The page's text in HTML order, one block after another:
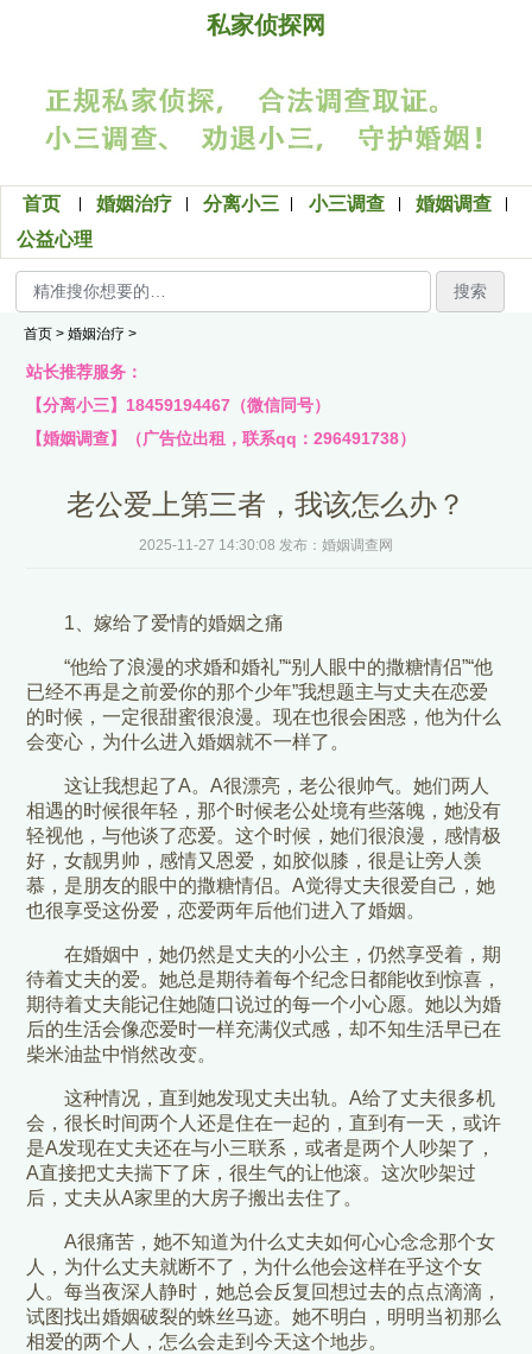
私家侦探网
首页 婚姻治疗 分离小三 小三调查
婚姻调查
公益心理
搜索
首页 > 婚姻治疗 >
站长推荐服务：
【分离小三】18459194467（微信同号）
【婚姻调查】（广告位出租，联系qq：296491738）
老公爱上第三者，我该怎么办？
2025-11-27 14:30:08 发布：婚姻调查网
1、嫁给了爱情的婚姻之痛
“他给了浪漫的求婚和婚礼”“别人眼中的撒糖情侣”“他
已经不再是之前爱你的那个少年”我想题主与丈夫在恋爱
的时候，一定很甜蜜很浪漫。现在也很会困惑，他为什么
会变心，为什么进入婚姻就不一样了。
这让我想起了A。A很漂亮，老公很帅气。她们两人
相遇的时候很年轻，那个时候老公处境有些落魄，她没有
轻视他，与他谈了恋爱。这个时候，她们很浪漫，感情极
好，女靓男帅，感情又恩爱，如胶似膝，很是让旁人羡
慕，是朋友的眼中的撒糖情侣。A觉得丈夫很爱自己，她
也很享受这份爱，恋爱两年后他们进入了婚姻。
在婚姻中，她仍然是丈夫的小公主，仍然享受着，期
待着丈夫的爱。她总是期待着每个纪念日都能收到惊喜，
期待着丈夫能记住她随口说过的每一个小心愿。她以为婚
后的生活会像恋爱时一样充满仪式感，却不知生活早已在
柴米油盐中悄然改变。
这种情况，直到她发现丈夫出轨。A给了丈夫很多机
会，很长时间两个人还是住在一起的，直到有一天，或许
是A发现在丈夫还在与小三联系，或者是两个人吵架了，
A直接把丈夫揣下了床，很生气的让他滚。这次吵架过
后，丈夫从A家里的大房子搬出去住了。
A很痛苦，她不知道为什么丈夫如何心心念念那个女
人，为什么丈夫就断不了，为什么他会这样在乎这个女
人。每当夜深人静时，她总会反复回想过去的点点滴滴，
试图找出婚姻破裂的蛛丝马迹。她不明白，明明当初那么
相爱的两个人，怎么会走到今天这个地步。